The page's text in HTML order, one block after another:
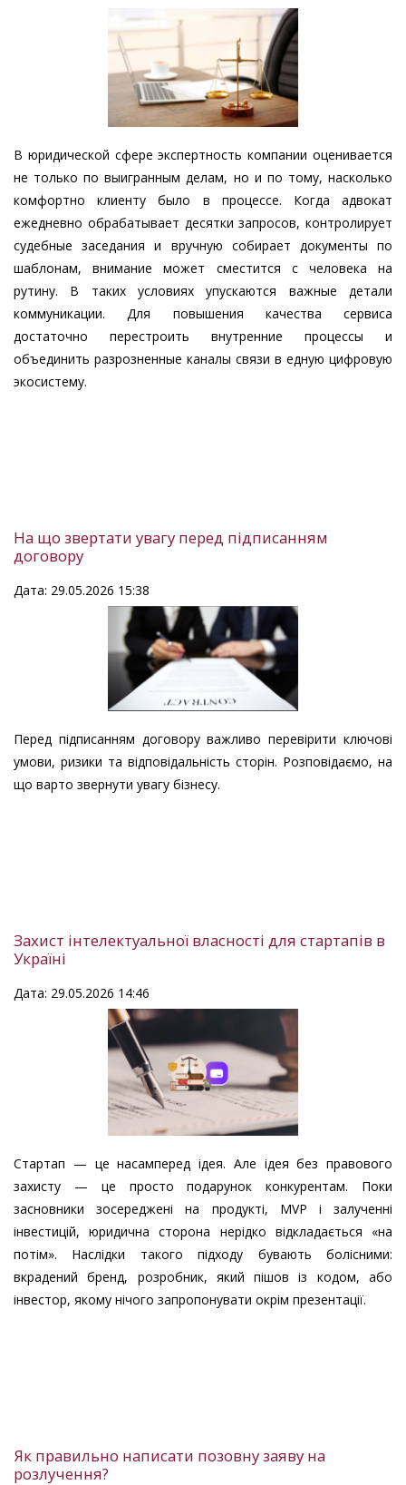
В юридической сфере экспертность компании оценивается
не только по выигранным делам, но и по тому, насколько
комфортно клиенту было в процессе. Когда адвокат
ежедневно обрабатывает десятки запросов, контролирует
судебные заседания и вручную собирает документы по
шаблонам, внимание может сместится с человека на
рутину. В таких условиях упускаются важные детали
коммуникации. Для повышения качества сервиса
достаточно перестроить внутренние процессы и
объединить разрозненные каналы связи в едную цифровую
экосистему.
На що звертати увагу перед підписанням
договору
Дата: 29.05.2026 15:38
Перед підписанням договору важливо перевірити ключові
умови, ризики та відповідальність сторін. Розповідаємо, на
що варто звернути увагу бізнесу.
Захист інтелектуальної власності для стартапів в
Україні
Дата: 29.05.2026 14:46
Стартап — це насамперед ідея. Але ідея без правового
захисту — це просто подарунок конкурентам. Поки
засновники зосереджені на продукті, MVP і залученні
інвестицій, юридична сторона нерідко відкладається «на
потім». Наслідки такого підходу бувають болісними:
вкрадений бренд, розробник, який пішов із кодом, або
інвестор, якому нічого запропонувати окрім презентації.
Як правильно написати позовну заяву на
розлучення?